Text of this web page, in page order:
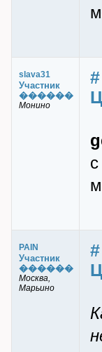
slava31
Участник
������
Монино
#
PAIN
Участник
������
Москва,
Марьино
#